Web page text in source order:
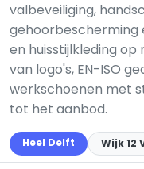
valbeveiliging,
gehoorbescherming
en huisstijlkleding
van logo's, EN-ISO
werkschoenen met
tot het aanbod.
Heel Delft Wijk 12